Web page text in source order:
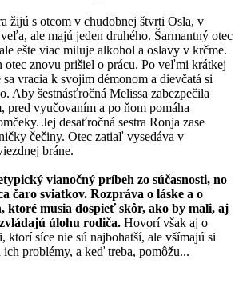
žijú s otcom v chudobnej štvrti Osla, v
ale majú jeden druhého. Šarmantný otec
ešte viac miluje alkohol a oslavy v krčme.
otec znovu prišiel o prácu. Po veľmi krátkej
sa vracia k svojim démonom a dievčatá si
Aby šestnásťročná Melissa zabezpečila
pred vyučovaním a po ňom pomáha
Jej desaťročná sestra Ronja zase
čečiny. Otec zatiaľ vysedáva v
bráne.
vianočný príbeh zo súčasnosti, no
čaro sviatkov. Rozpráva o láske a o
ktoré musia dospieť skôr, ako by mali, aj
úlohu rodiča. Hovorí však aj o
síce nie sú najbohatší, ale všímajú si
problémy, a keď treba, pomôžu...